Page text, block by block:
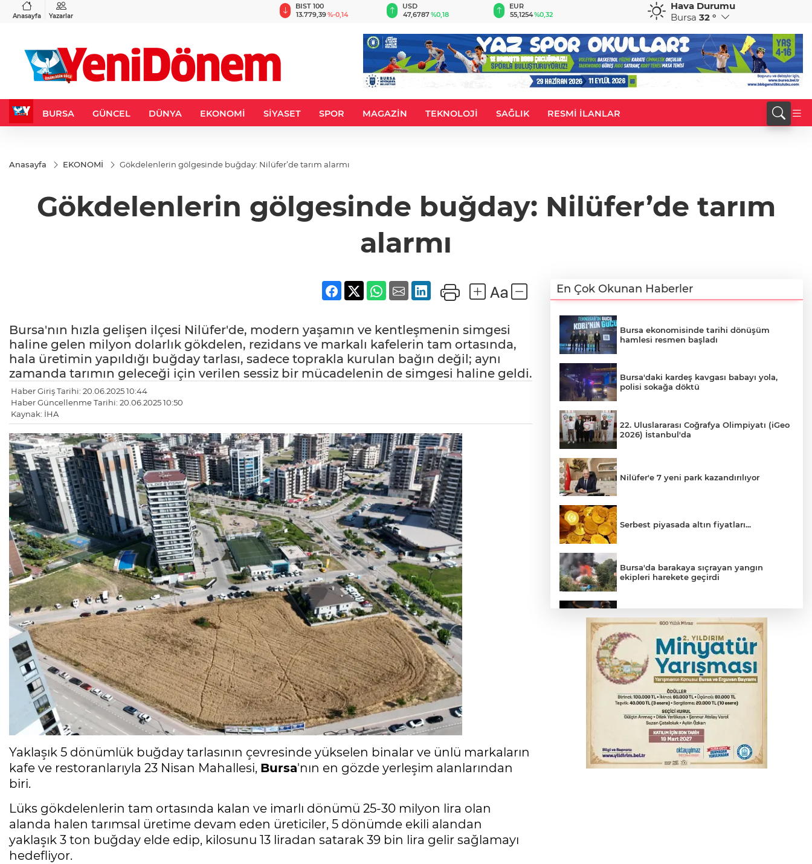
Anasayfa Yazarlar
%-0,22
BIST 100
13.779,39%-0,14
USD
47,6787%0,18
EUR
55,1254%0,32 %0,38
CHF
59,0083
Hava Durumu
Bursa 32 °
BURSA GÜNCEL DÜNYA EKONOMİ SİYASET SPOR MAGAZİN TEKNOLOJİ SAĞLIK RESMİ İLANLAR
Anasayfa EKONOMİ Gökdelenlerin gölgesinde buğday: Nilüfer’de tarım alarmı
Gökdelenlerin gölgesinde buğday: Nilüfer’de tarım
alarmı
Bursa'nın hızla gelişen ilçesi Nilüfer'de, modern yaşamın ve kentleşmenin simgesi
haline gelen milyon dolarlık gökdelen, rezidans ve markalı kafelerin tam ortasında,
hala üretimin yapıldığı buğday tarlası, sadece toprakla kurulan bağın değil; aynı
zamanda tarımın geleceği için verilen sessiz bir mücadelenin de simgesi haline geldi.
Haber Giriş Tarihi: 20.06.2025 10:44
Haber Güncellenme Tarihi: 20.06.2025 10:50
Kaynak: İHA
Yaklaşık 5 dönümlük buğday tarlasının çevresinde yükselen binalar ve ünlü markaların
kafe ve restoranlarıyla 23 Nisan Mahallesi, Bursa'nın en gözde yerleşim alanlarından
biri.
Lüks gökdelenlerin tam ortasında kalan ve imarlı dönümü 25-30 milyon lira olan
alanda halen tarımsal üretime devam eden üreticiler, 5 dönümde ekili alandan
yaklaşık 3 ton buğday elde edip, kilosunu 13 liradan satarak 39 bin lira gelir sağlamayı
hedefliyor.
En Çok Okunan Haberler
Bursa ekonomisinde tarihi dönüşüm
hamlesi resmen başladı
Bursa'daki kardeş kavgası babayı yola,
polisi sokağa döktü
22. Uluslararası Coğrafya Olimpiyatı (iGeo
2026) İstanbul'da
Nilüfer'e 7 yeni park kazandırılıyor
Serbest piyasada altın fiyatları...
Bursa'da barakaya sıçrayan yangın
ekipleri harekete geçirdi
Yargıtay’dan primle çalışanlara müjde
TOFAŞ Basketbol'da sağlık kontrolleri
başladı
Bursa’da bugün hava nasıl olacak?
Osmangazi’de iş arayanlara destek